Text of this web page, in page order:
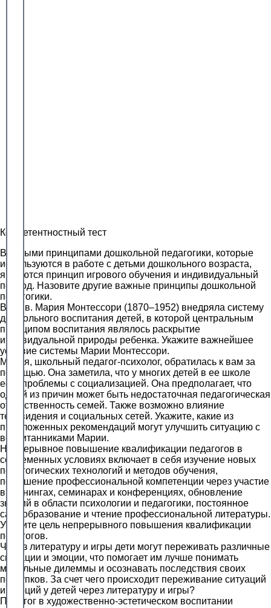
Компетентностный тест
Важными принципами дошкольной педагогики, которые
используются в работе с детьми дошкольного возраста,
являются принцип игрового обучения и индивидуальный
подход. Назовите другие важные принципы дошкольной
педагогики.
В ХХ в. Мария Монтессори (1870–1952) внедряла систему
дошкольного воспитания детей, в которой центральным
принципом воспитания являлось раскрытие
индивидуальной природы ребенка. Укажите важнейшее
условие системы Марии Монтессори.
Мария, школьный педагог-психолог, обратилась к вам за
помощью. Она заметила, что у многих детей в ее школе
есть проблемы с социализацией. Она предполагает, что
одной из причин может быть недостаточная педагогическая
ответственность семей. Также возможно влияние
телевидения и социальных сетей. Укажите, какие из
предложенных рекомендаций могут улучшить ситуацию с
воспитанниками Марии.
Непрерывное повышение квалификации педагогов в
современных условиях включает в себя изучение новых
педагогических технологий и методов обучения,
повышение профессиональной компетенции через участие
в тренингах, семинарах и конференциях, обновление
знаний в области психологии и педагогики, постоянное
самообразование и чтение профессиональной литературы.
Укажите цель непрерывного повышения квалификации
педагогов.
Через литературу и игры дети могут переживать различные
ситуации и эмоции, что помогает им лучше понимать
моральные дилеммы и осознавать последствия своих
поступков. За счет чего происходит переживание ситуаций
и эмоций у детей через литературу и игры?
Педагог в художественно-эстетическом воспитании